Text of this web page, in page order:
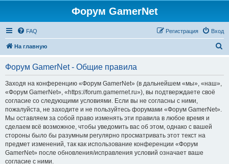
Форум GamerNet
FAQ Вход
Регистрация
На главную
Форум GamerNet - Общие правила
Заходя на конференцию «Форум GamerNet» (в дальнейшем «мы», «наш»,
«Форум GamerNet», «https://forum.gamernet.ru»), вы подтверждаете своё
согласие со следующими условиями. Если вы не согласны с ними,
пожалуйста, не заходите и не пользуйтесь форумами «Форум GamerNet».
Мы оставляем за собой право изменять эти правила в любое время и
сделаем всё возможное, чтобы уведомить вас об этом, однако с вашей
стороны было бы разумным регулярно просматривать этот текст на
предмет изменений, так как использование конференции «Форум
GamerNet» после обновления/исправления условий означает ваше
согласие с ними.